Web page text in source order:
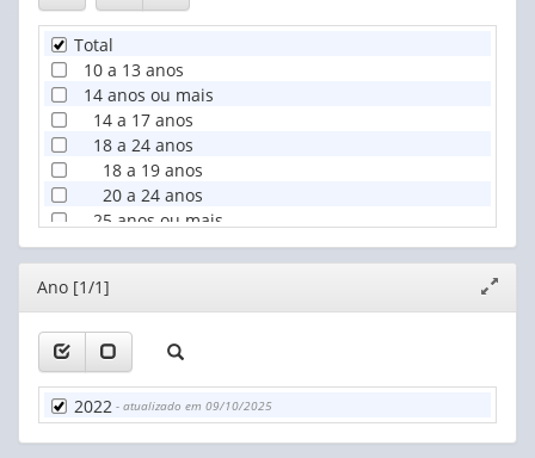
Total
10 a 13 anos
14 anos ou mais
14 a 17 anos
18 a 24 anos
18 a 19 anos
20 a 24 anos
25 anos ou mais
25 a 64 anos
25 a 29 anos
35 a 39 anos
40 a 44 anos
45 a 49 anos
50 a 54 anos
55 a 59 anos
60 a 64 anos
Editor
janela
Ano [1/1]
2022 - atualizado em 09/10/2025